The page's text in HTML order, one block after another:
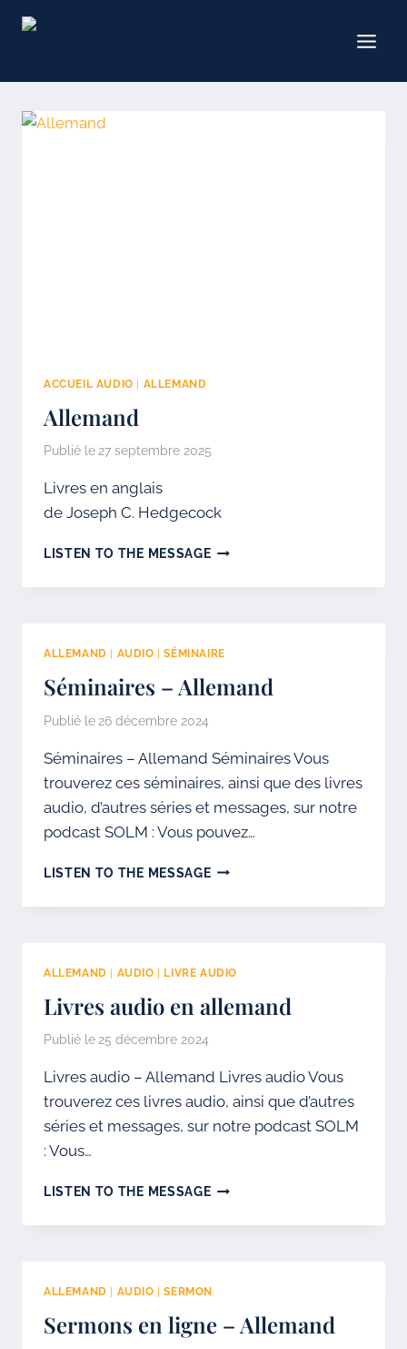
ACCUEIL AUDIO | ALLEMAND
Allemand
Publié le 27 septembre 2025
Livres en anglais
de Joseph C. Hedgecock
LISTEN TO THE MESSAGEALLEMAND
ALLEMAND AUDIO |SÉMINAIRE
Séminaires – Allemand
Publié le 26 décembre 2024
Séminaires – Allemand Séminaires Vous
trouverez ces séminaires, ainsi que des livres
audio, d’autres séries et messages, sur notre
podcast SOLM : Vous pouvez…
LISTEN TO THE MESSAGESÉMINAIRES
ALLEMAND
ALLEMAND | AUDIO |LIVRE AUDIO
Livres audio en allemand
Publié le 25 décembre 2024
Livres audio – Allemand Livres audio Vous
trouverez ces livres audio, ainsi que d’autres
séries et messages, sur notre podcast SOLM
: Vous…
LISTEN TO THE MESSAGELIVRES
EN
ALLEMAND AUDIO |SERMON
Sermons en ligne – Allemand